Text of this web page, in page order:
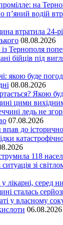
на
п’яний водій
втратила 24-
08.08.2026
Тернополя
бійців під
якою буде
08.08.2026
Якою
цими
ледь не
07.08.2026
впав до
118
ситуація зі
лікарні, серед
сталась
у власному
06.08.2026